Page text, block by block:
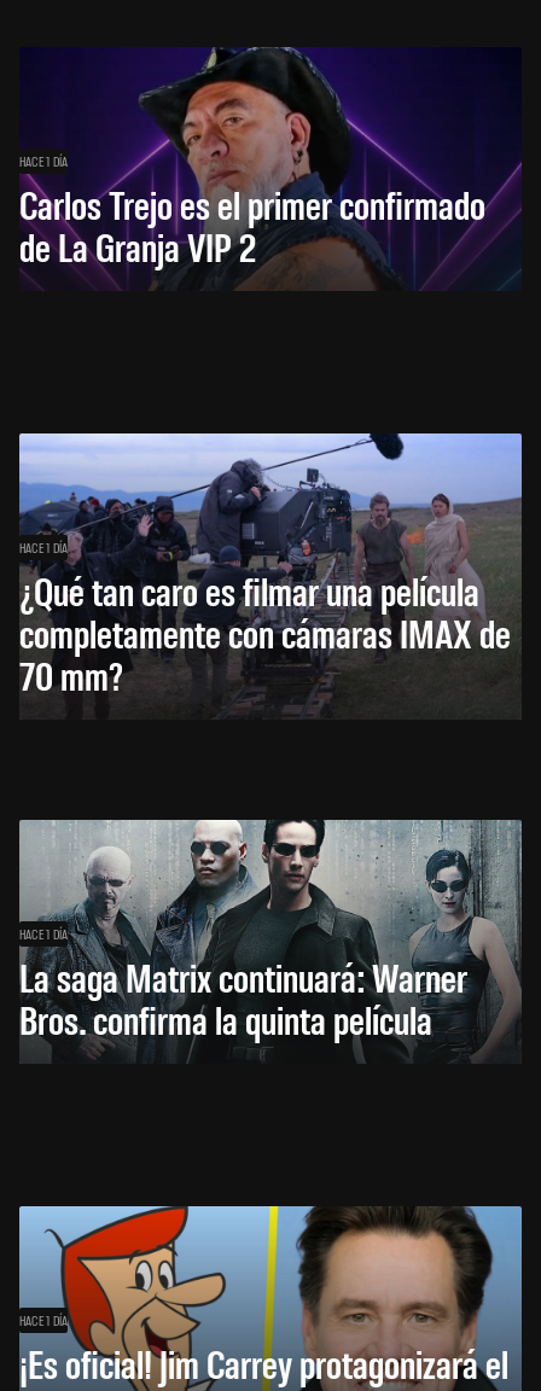
HACE 1 DÍA
Carlos Trejo es el primer confirmado
de La Granja VIP 2
HACE 1 DÍA
¿Qué tan caro es filmar una película
completamente con cámaras IMAX de
70 mm?
HACE 1 DÍA
La saga Matrix continuará: Warner
Bros. confirma la quinta película
HACE 1 DÍA
¡Es oficial! Jim Carrey protagonizará el